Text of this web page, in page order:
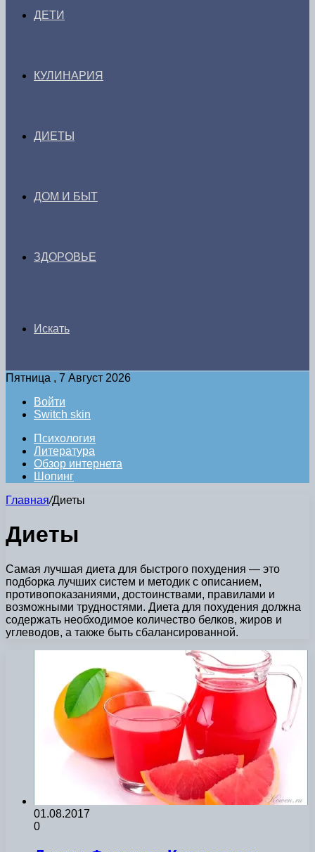
ДЕТИ
КУЛИНАРИЯ
ДИЕТЫ
ДОМ И БЫТ
ЗДОРОВЬЕ
Искать
Пятница , 7 Август 2026
Войти
Switch skin
Психология
Литература
Обзор интернета
Шопинг
Главная/Диеты
Диеты
Самая лучшая диета для быстрого похудения — это
подборка лучших систем и методик с описанием,
противопоказаниями, достоинствами, правилами и
возможными трудностями. Диета для похудения должна
содержать необходимое количество белков, жиров и
углеводов, а также быть сбалансированной.
01.08.2017
0